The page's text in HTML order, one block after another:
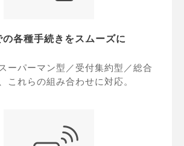
の各種手続きをスムーズに
ーパーマン型／受付集約型／総合
これらの組み合わせに対応。